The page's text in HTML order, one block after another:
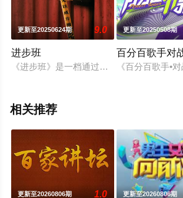
更新至20250624期 9.0
进步班
《进步班》是一档通过传统文化探究演员
更新至20250508期
百分百歌手对
《百分百歌手•
相关推荐
更新至20260806期 1.0 更新至20260806期